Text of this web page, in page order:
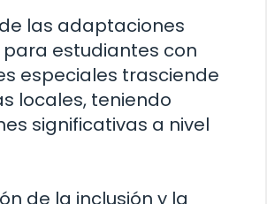
las adaptaciones
estudiantes con
especiales trasciende
locales, teniendo
significativas a nivel
de la inclusión y la